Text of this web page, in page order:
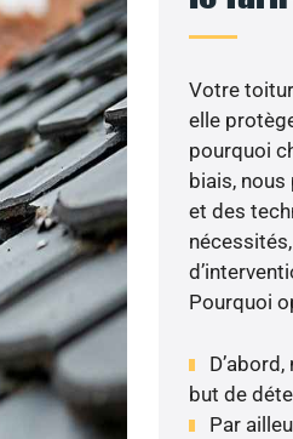
Votre
elle
pourquoi
biais,
et des
Pourquoi
but de
Par